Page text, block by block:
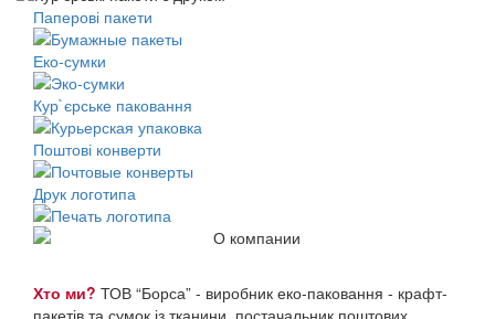
Паперові пакети
Еко-сумки
Кур`єрське паковання
Поштові конверти
Друк логотипа
Хто ми? ТОВ “Борса” - виробник еко-паковання - крафт-
пакетів та сумок із тканини, постачальник поштових